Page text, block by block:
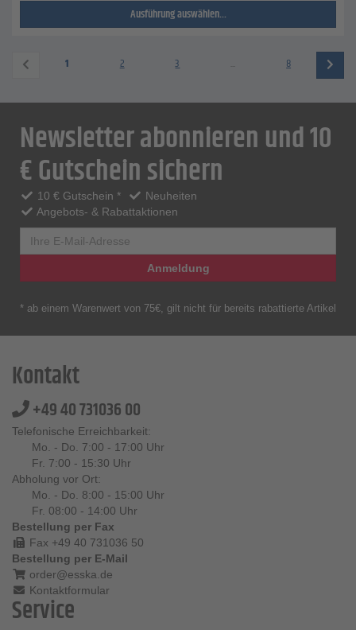
Ausführung auswählen...
1 2 3 8
Newsletter abonnieren und 10
€ Gutschein sichern
10 € Gutschein *
Neuheiten
Angebots- & Rabattaktionen
Anmeldung
* ab einem Warenwert von 75€, gilt nicht für bereits rabattierte Artikel
Kontakt
+49 40 731036 00
Telefonische Erreichbarkeit:
Mo. - Do. 7:00 - 17:00 Uhr
Fr. 7:00 - 15:30 Uhr
Abholung vor Ort:
Mo. - Do. 8:00 - 15:00 Uhr
Fr. 08:00 - 14:00 Uhr
Bestellung per Fax
Fax +49 40 731036 50
Bestellung per E-Mail
order@esska.de
Kontaktformular
Service